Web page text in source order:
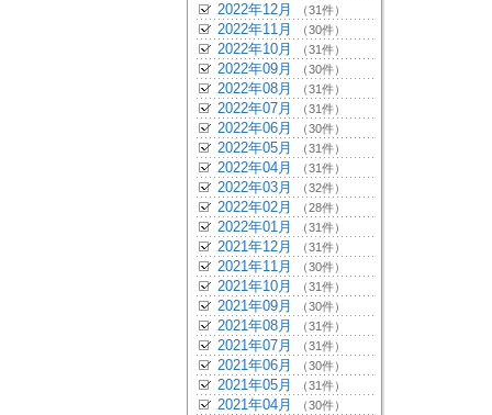
2022年12月 （31件）
2022年11月 （30件）
2022年10月 （31件）
2022年09月 （30件）
2022年08月 （31件）
2022年07月 （31件）
2022年06月 （30件）
2022年05月 （31件）
2022年04月 （31件）
2022年03月 （32件）
2022年02月 （28件）
2022年01月 （31件）
2021年12月 （31件）
2021年11月 （30件）
2021年10月 （31件）
2021年09月 （30件）
2021年08月 （31件）
2021年07月 （31件）
2021年06月 （30件）
2021年05月 （31件）
2021年04月 （30件）